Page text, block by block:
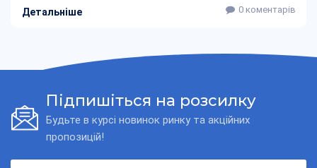
Детальніше 0 коментарів
Підпишіться на розсилку
Будьте в курсі новинок ринку та акційних
пропозицій!